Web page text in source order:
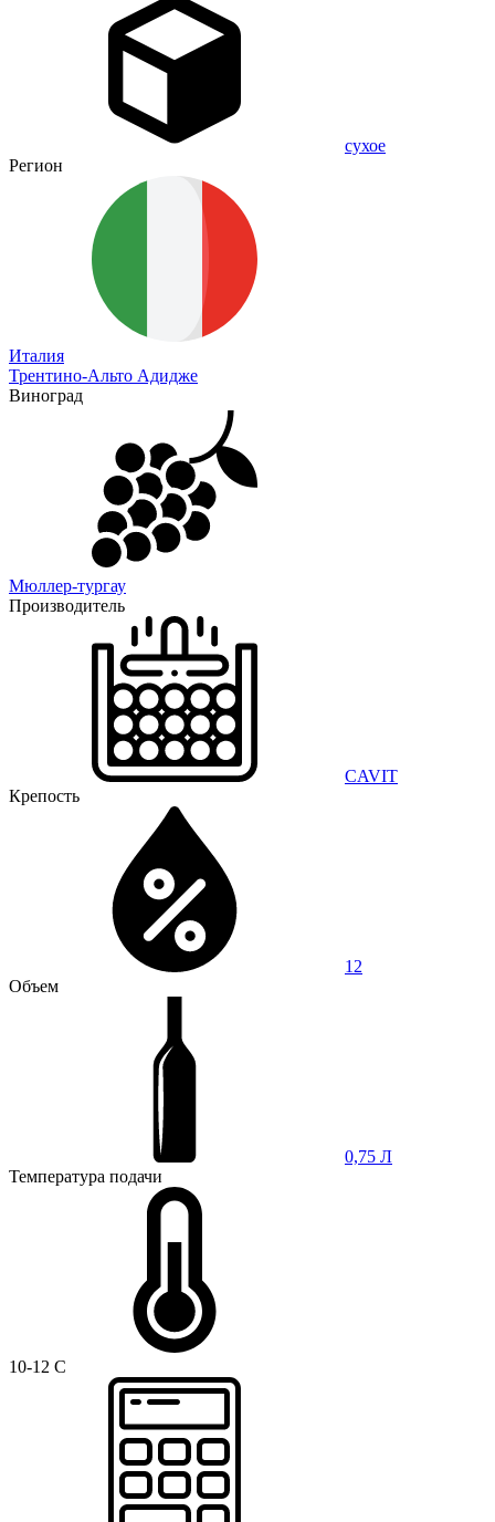
сухое
Регион
Италия
Трентино-Альто Адидже
Виноград
Мюллер-тургау
Производитель
CAVIT
Крепость
12
Объем
0,75 Л
Температура подачи
10-12 C